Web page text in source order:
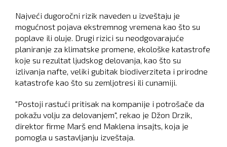
Najveći dugoročni rizik naveden u izveštaju je
mogućnost pojava ekstremnog vremena kao što su
poplave ili oluje. Drugi rizici su neodgovarajuće
planiranje za klimatske promene, ekološke katastrofe
koje su rezultat ljudskog delovanja, kao što su
izlivanja nafte, veliki gubitak biodiverziteta i prirodne
katastrofe kao što su zemljotresi ili cunamiji.
"Postoji rastući pritisak na kompanije i potrošače da
pokažu volju za delovanjem", rekao je Džon Drzik,
direktor firme Marš end Maklena insajts, koja je
pomogla u sastavljanju izveštaja.